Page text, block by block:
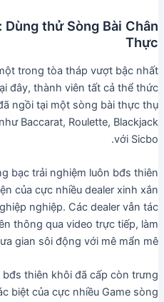
thử Sòng Bài Chân
Thực
trong tòa tháp vượt bậc nhất
đây, thành viên tất cả thể thức
ngồi tại một sòng bài thực thụ
Baccarat, Roulette, Blackjack
với Sicbo.
bạc trải nghiệm luôn bđs thiên
của cực nhiều dealer xinh xắn
nghiệp. Các dealer vẫn tác
thông qua video trực tiếp, làm
gian sôi động với mê mẩn mê.
thiên khôi đã cấp còn trưng
biệt của cực nhiều Game sòng